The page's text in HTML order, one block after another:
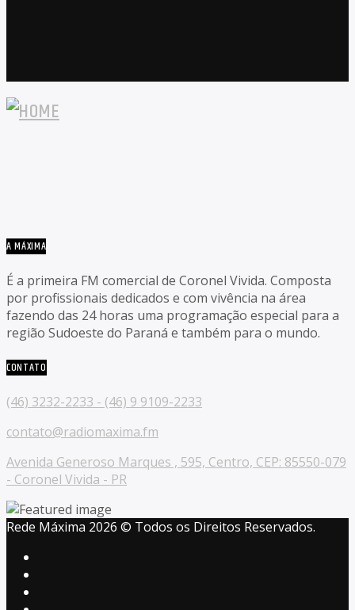
A MÁXIMA
É a primeira FM comercial de Coronel Vivida. Composta
por profissionais dedicados e com vivência na área
fazendo das 24 horas uma programação especial para a
região Sudoeste do Paraná e também para o mundo.
CONTATO
(46) 3232-2233 - (46) 9 9109-2233
contato@radiomaxima.fm
Avenida Generoso Marques , 595, Centro, CEP: 85550-079
- Coronel Vivida - PR
Rede Máxima 2026 © Todos os Direitos Reservados.